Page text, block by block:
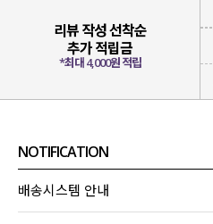
리뷰 작성 선착순
추가 적립금
*최대 4,000원 적립
NOTIFICATION
배송시스템 안내